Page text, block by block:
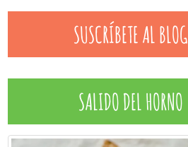
SUSCRÍBETE AL BLOG
SALIDO DEL HORNO